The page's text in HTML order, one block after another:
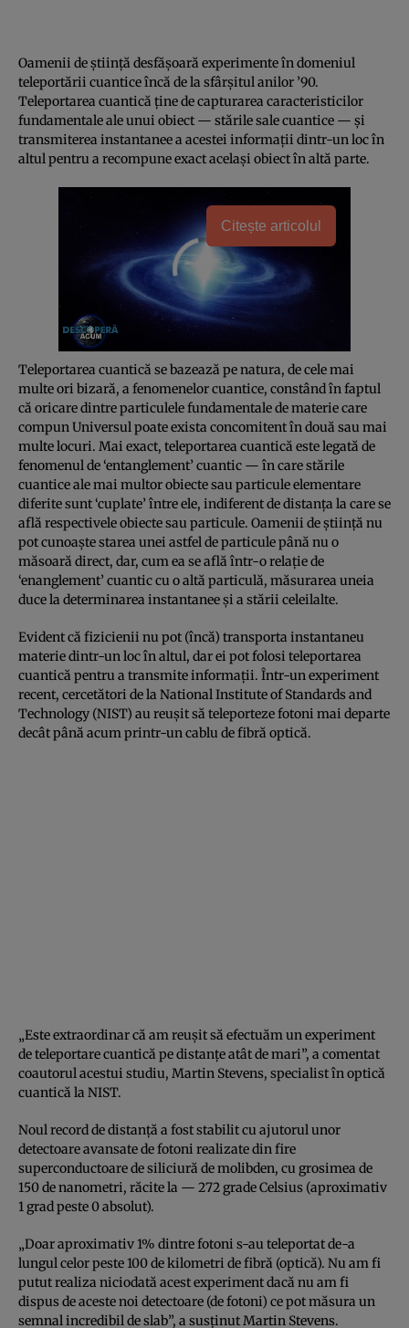
Oamenii de ştiinţă desfăşoară experimente în domeniul
teleportării cuantice încă de la sfârşitul anilor ’90.
Teleportarea cuantică ţine de capturarea caracteristicilor
fundamentale ale unui obiect — stările sale cuantice — şi
transmiterea instantanee a acestei informaţii dintr-un loc în
altul pentru a recompune exact acelaşi obiect în altă parte.
Citește articolul
Teleportarea cuantică se bazează pe natura, de cele mai
multe ori bizară, a fenomenelor cuantice, constând în faptul
că oricare dintre particulele fundamentale de materie care
compun Universul poate exista concomitent în două sau mai
multe locuri. Mai exact, teleportarea cuantică este legată de
fenomenul de ‘entanglement’ cuantic — în care stările
cuantice ale mai multor obiecte sau particule elementare
diferite sunt ‘cuplate’ între ele, indiferent de distanţa la care se
află respectivele obiecte sau particule. Oamenii de ştiinţă nu
pot cunoaşte starea unei astfel de particule până nu o
măsoară direct, dar, cum ea se află într-o relaţie de
‘enanglement’ cuantic cu o altă particulă, măsurarea uneia
duce la determinarea instantanee şi a stării celeilalte.
Evident că fizicienii nu pot (încă) transporta instantaneu
materie dintr-un loc în altul, dar ei pot folosi teleportarea
cuantică pentru a transmite informaţii. Într-un experiment
recent, cercetători de la National Institute of Standards and
Technology (NIST) au reuşit să teleporteze fotoni mai departe
decât până acum printr-un cablu de fibră optică.
„Este extraordinar că am reuşit să efectuăm un experiment
de teleportare cuantică pe distanţe atât de mari”, a comentat
coautorul acestui studiu, Martin Stevens, specialist în optică
cuantică la NIST.
Noul record de distanţă a fost stabilit cu ajutorul unor
detectoare avansate de fotoni realizate din fire
superconductoare de siliciură de molibden, cu grosimea de
150 de nanometri, răcite la — 272 grade Celsius (aproximativ
1 grad peste 0 absolut).
„Doar aproximativ 1% dintre fotoni s-au teleportat de-a
lungul celor peste 100 de kilometri de fibră (optică). Nu am fi
putut realiza niciodată acest experiment dacă nu am fi
dispus de aceste noi detectoare (de fotoni) ce pot măsura un
semnal incredibil de slab”, a susţinut Martin Stevens.